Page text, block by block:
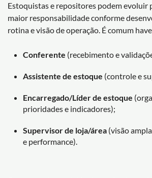
Estoquistas e repositores podem evoluir
maior responsabilidade conforme
rotina e visão de operação. É comum
Conferente (recebimento e
Assistente de estoque (controle e
Encarregado/Líder de estoque
prioridades e indicadores);
Supervisor de loja/área (visão
e performance).